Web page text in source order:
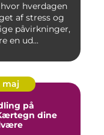
hverdagen
af stress og
påvirkninger,
en ud...
maj
på
dine